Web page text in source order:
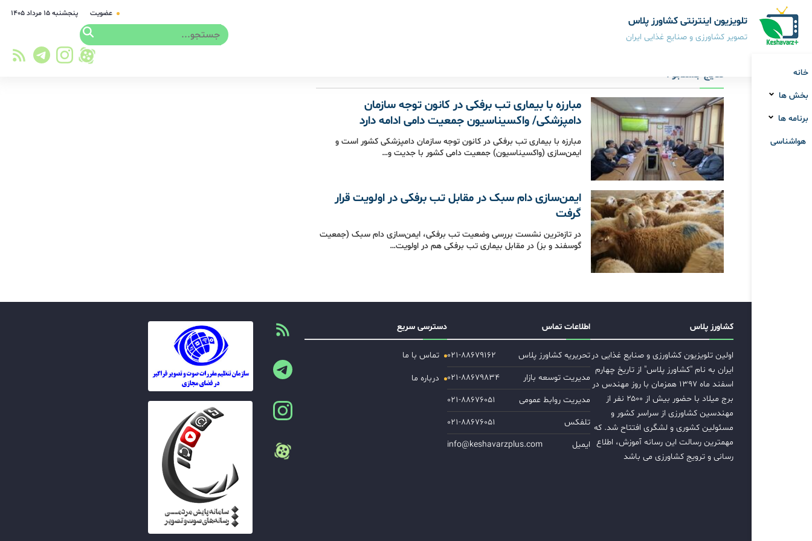
تلویزیون اینترنتی کشاورز پلاس
تصویر کشاورزی و صنایع غذایی ایران
عضویت پنجشنبه ۱۵ مرداد ۱۴۰۵
خانه
بخش ها
برنامه ها
هواشناسی
نتایج جستجو :
مبارزه با بیماری تب برفکی در کانون توجه سازمان
دامپزشکی/ واکسیناسیون جمعیت دامی ادامه دارد
مبارزه با بیماری تب برفکی در کانون توجه سازمان دامپزشکی کشور است و
ایمن‌سازی (واکسیناسیون) جمعیت دامی کشور با جدیت و…
ایمن‌سازی دام سبک در مقابل تب برفکی در اولویت قرار
گرفت
در تازه‌ترین نشست بررسی وضعیت تب برفکی، ایمن‌سازی دام سبک (جمعیت
گوسفند و بز) در مقابل بیماری تب برفکی هم در اولویت…
کشاورز پلاس
اولین تلویزیون کشاورزی و صنایع غذایی در
ایران به نام "کشاورز پلاس" از تاریخ چهارم
اسفند ماه ۱۳۹۷ همزمان با روز مهندس در
برج میلاد با حضور بیش از ۲۵۰۰ نفر از
مهندسین کشاورزی از سراسر کشور و
مسئولین کشوری و لشگری افتتاح شد. که
مهمترین رسالت این رسانه آموزش، اطلاع
رسانی و ترویج کشاورزی می باشد
اطلاعات تماس
تحریریه کشاورز پلاس
۰۲۱-۸۸۶۷۹۱۶۲
مدیریت توسعه بازار
۰۲۱-۸۸۶۷۹۸۳۴
مدیریت روابط عمومی
۰۲۱-۸۸۶۷۶۰۵۱
تلفکس
۰۲۱-۸۸۶۷۶۰۵۱
ایمیل
info@keshavarzplus.com
دسترسی سریع
تماس با ما
درباره ما